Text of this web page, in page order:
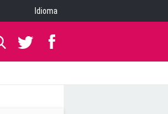
Idioma